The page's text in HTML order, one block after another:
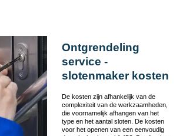
Ontgrendeling
service -
slotenmaker kosten
De kosten zijn afhankelijk van de
complexiteit van de werkzaamheden,
die voornamelijk afhangen van het
type en het aantal sloten. De kosten
voor het openen van een eenvoudig